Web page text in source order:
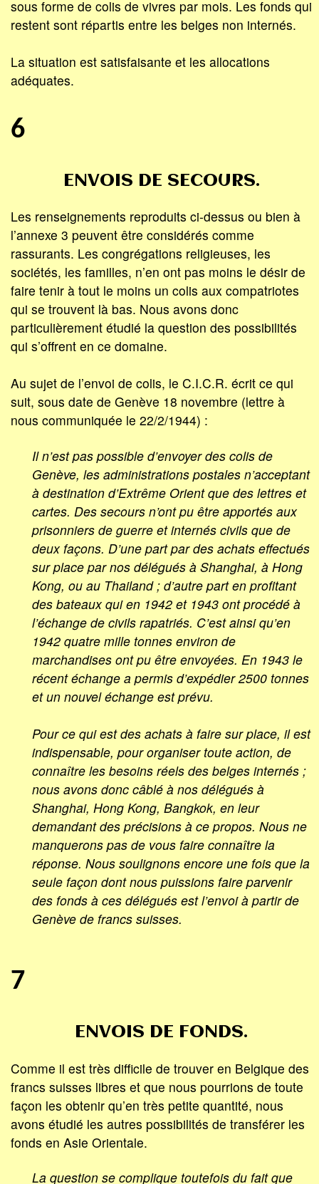
sous forme de colis de vivres par mois. Les fonds qui
restent sont répartis entre les belges non internés.
La situation est satisfaisante et les allocations
adéquates.
6
ENVOIS DE SECOURS.
Les renseignements reproduits ci-dessus ou bien à
l’annexe 3 peuvent être considérés comme
rassurants. Les congrégations religieuses, les
sociétés, les familles, n’en ont pas moins le désir de
faire tenir à tout le moins un colis aux compatriotes
qui se trouvent là bas. Nous avons donc
particulièrement étudié la question des possibilités
qui s’offrent en ce domaine.
Au sujet de l’envoi de colis, le C.I.C.R. écrit ce qui
suit, sous date de Genève 18 novembre (lettre à
nous communiquée le 22/2/1944) :
Il n’est pas possible d’envoyer des colis de
Genève, les administrations postales n’acceptant
à destination d’Extrême Orient que des lettres et
cartes. Des secours n’ont pu être apportés aux
prisonniers de guerre et internés civils que de
deux façons. D’une part par des achats effectués
sur place par nos délégués à Shanghai, à Hong
Kong, ou au Thailand ; d’autre part en profitant
des bateaux qui en 1942 et 1943 ont procédé à
l’échange de civils rapatriés. C’est ainsi qu’en
1942 quatre mille tonnes environ de
marchandises ont pu être envoyées. En 1943 le
récent échange a permis d’expédier 2500 tonnes
et un nouvel échange est prévu.
Pour ce qui est des achats à faire sur place, il est
indispensable, pour organiser toute action, de
connaître les besoins réels des belges internés ;
nous avons donc câblé à nos délégués à
Shanghai, Hong Kong, Bangkok, en leur
demandant des précisions à ce propos. Nous ne
manquerons pas de vous faire connaître la
réponse. Nous soulignons encore une fois que la
seule façon dont nous puissions faire parvenir
des fonds à ces délégués est l’envoi à partir de
Genève de francs suisses.
7
ENVOIS DE FONDS.
Comme il est très difficile de trouver en Belgique des
francs suisses libres et que nous pourrions de toute
façon les obtenir qu’en très petite quantité, nous
avons étudié les autres possibilités de transférer les
fonds en Asie Orientale.
La question se complique toutefois du fait que